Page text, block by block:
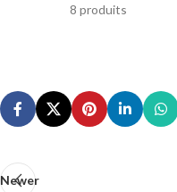
8 produits
Newer